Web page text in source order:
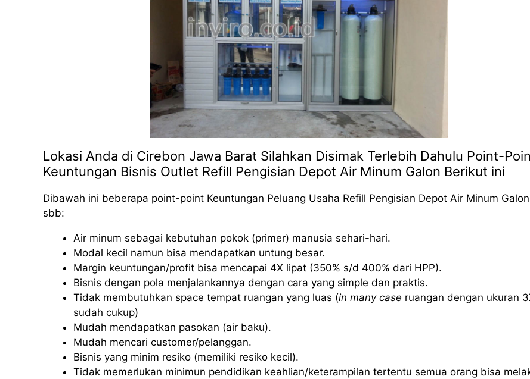
Lokasi Anda di Cirebon Jawa Barat Silahkan Disimak Terlebih Dahulu Point-
Keuntungan Bisnis Outlet Refill Pengisian Depot Air Minum Galon Berikut ini
Dibawah ini beberapa point-point Keuntungan Peluang Usaha Refill Pengisian Depot Air Minum
sbb:
Air minum sebagai kebutuhan pokok (primer) manusia sehari-hari.
Modal kecil namun bisa mendapatkan untung besar.
Margin keuntungan/profit bisa mencapai 4X lipat (350% s/d 400% dari HPP).
Bisnis dengan pola menjalankannya dengan cara yang simple dan praktis.
Tidak membutuhkan space tempat ruangan yang luas (in many case ruangan dengan ukuran
sudah cukup)
Mudah mendapatkan pasokan (air baku).
Mudah mencari customer/pelanggan.
Bisnis yang minim resiko (memiliki resiko kecil).
Tidak memerlukan minimun pendidikan keahlian/keterampilan tertentu semua orang bisa